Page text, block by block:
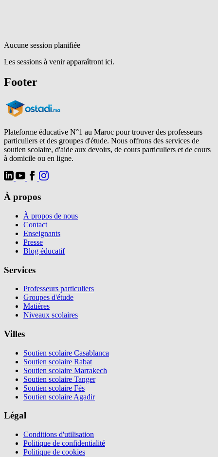
Aucune session planifiée
Les sessions à venir apparaîtront ici.
Footer
Plateforme éducative N°1 au Maroc pour trouver des professeurs
particuliers et des groupes d'étude. Nous offrons des services de
soutien scolaire, d'aide aux devoirs, de cours particuliers et de cours
à domicile ou en ligne.
À propos
À propos de nous
Contact
Enseignants
Presse
Blog éducatif
Services
Professeurs particuliers
Groupes d'étude
Matières
Niveaux scolaires
Villes
Soutien scolaire Casablanca
Soutien scolaire Rabat
Soutien scolaire Marrakech
Soutien scolaire Tanger
Soutien scolaire Fès
Soutien scolaire Agadir
Légal
Conditions d'utilisation
Politique de confidentialité
Politique de cookies